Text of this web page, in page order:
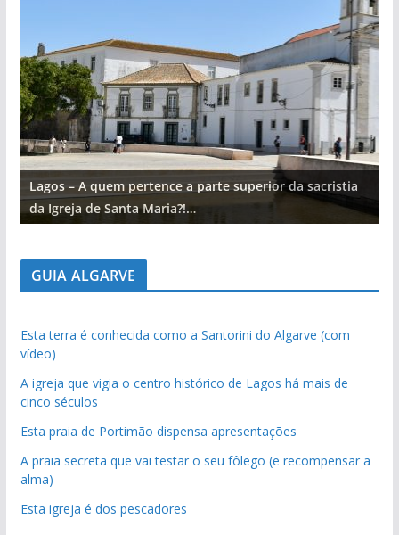
Lagos – A quem pertence a parte superior da sacristia
da Igreja de Santa Maria?!…
GUIA ALGARVE
Esta terra é conhecida como a Santorini do Algarve (com
vídeo)
A igreja que vigia o centro histórico de Lagos há mais de
cinco séculos
Esta praia de Portimão dispensa apresentações
A praia secreta que vai testar o seu fôlego (e recompensar a
alma)
Esta igreja é dos pescadores